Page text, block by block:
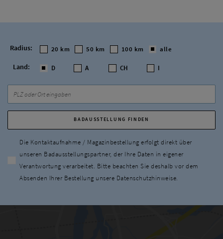
Radius: 20 km 50 km 100 km alle
Land: D A CH I
Die Kontaktaufnahme / Magazinbestellung erfolgt direkt über
unseren Badausstellungspartner, der Ihre Daten in eigener
Verantwortung verarbeitet. Bitte beachten Sie deshalb vor dem
Absenden Ihrer Bestellung unsere Datenschutzhinweise.